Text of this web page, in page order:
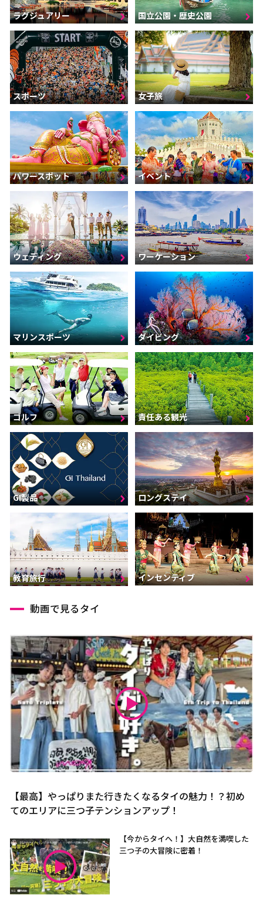
ラグジュアリー 国立公園・歴史公園
スポーツ 女子旅
パワースポット イベント
ウェディング ワーケーション
マリンスポーツ ダイビング
ゴルフ 責任ある観光
GI製品 ロングステイ
教育旅行 インセンティブ
動画で見るタイ
【最高】やっぱりまた行きたくなるタイの魅力！？初め
てのエリアに三つ子テンションアップ！
【今からタイへ！】大自然を満喫した
三つ子の大冒険に密着！